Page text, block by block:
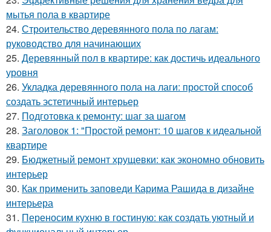
мытья пола в квартире
24. Строительство деревянного пола по лагам:
руководство для начинающих
25. Деревянный пол в квартире: как достичь идеального
уровня
26. Укладка деревянного пола на лаги: простой способ
создать эстетичный интерьер
27. Подготовка к ремонту: шаг за шагом
28. Заголовок 1: "Простой ремонт: 10 шагов к идеальной
квартире
29. Бюджетный ремонт хрущевки: как экономно обновить
интерьер
30. Как применить заповеди Карима Рашида в дизайне
интерьера
31. Переносим кухню в гостиную: как создать уютный и